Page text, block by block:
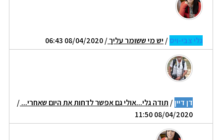
גלי צבי-ויס/ יש מי ששומר עליך/ 08/04/2020 06:43
דן דיין/ תודה גלי...אולי גם אפשר לדחות את היום שאחרי.../
08/04/2020 11:50